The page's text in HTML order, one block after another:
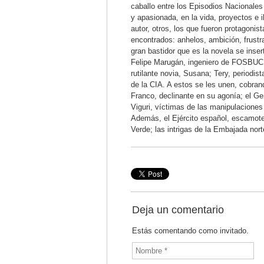
caballo entre los Episodios
y apasionada, en la vida, proyectos e
autor, otros, los que fueron
encontrados: anhelos, ambición,
gran bastidor que es la novela se
Felipe Marugán, ingeniero de
rutilante novia, Susana; Tery,
de la CIA. A estos se les unen,
Franco, declinante en su agonía; el
Viguri, víctimas de las
Además, el Ejército español,
Verde; las intrigas de la Embajada
Deja un comentario
Estás comentando como invitado.